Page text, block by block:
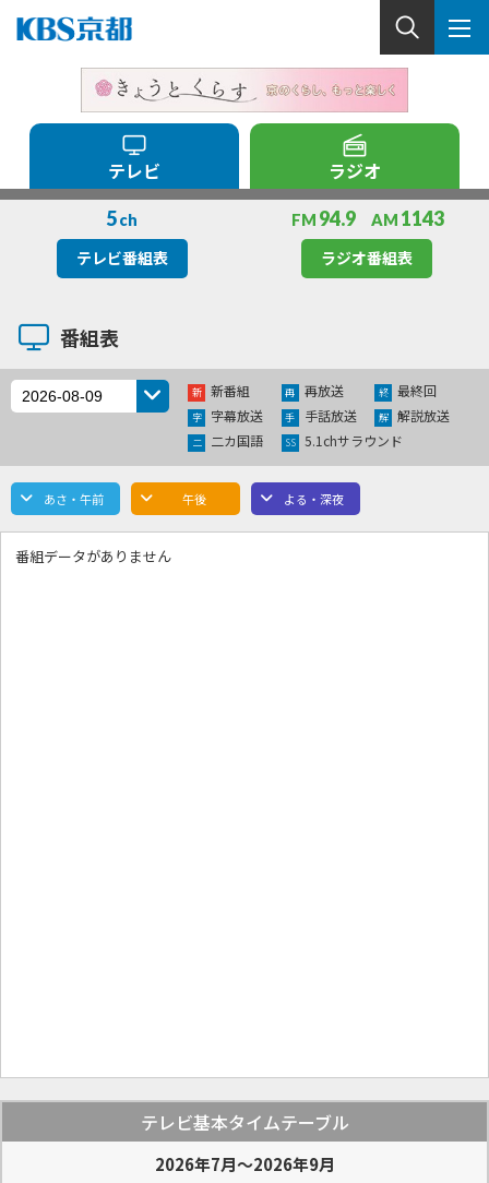
テレビ ラジオ
5 ch
テレビ番組表
FM 94.9 AM 1143
ラジオ番組表
番組表
新 新番組 再 再放送 終 最終回
字 字幕放送 手 手話放送 解 解説放送
二 二カ国語 SS 5.1chサラウンド
あさ・午前 午後 よる・深夜
番組データがありません
テレビ基本タイムテーブル
2026年7月～2026年9月